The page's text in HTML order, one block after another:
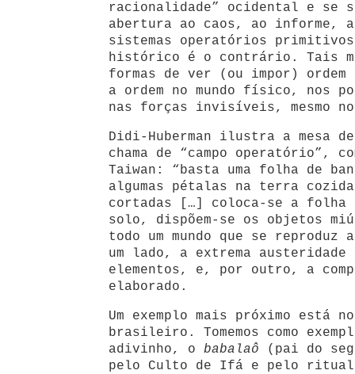
racionalidade” ocidental e se
abertura ao caos, ao informe,
sistemas operatórios
histórico é o contrário. Tais
formas de ver (ou impor)
a ordem no mundo físico, nos
nas forças invisíveis, mesmo
Didi-Huberman ilustra a mesa
chama de “campo operatório”,
Taiwan: “basta uma folha de
algumas pétalas na terra cozida
cortadas […] coloca-se a folha
solo, dispõem-se os objetos
todo um mundo que se
um lado, a extrema
elementos, e, por outro, a
elaborado.
Um exemplo mais próximo está
brasileiro. Tomemos como
adivinho, o babalaô (pai do
pelo Culto de Ifá e pelo